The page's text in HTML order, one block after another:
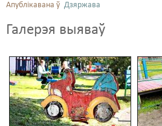
Апублікавана ў Дзяржава
Галерэя выяваў